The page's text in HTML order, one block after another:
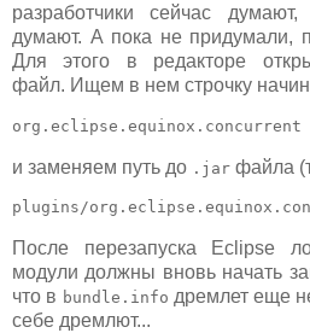
разработчики сейчас
думают. А пока не придумали,
Для этого в редакторе
файл. Ищем в нем строчку
org.eclipse.equinox.concurrent
и заменяем путь до .jar файла
plugins/
После перезапуска Eclipse
модули должны вновь начать
что в bundle.info дремлет еще
себе дремлют...